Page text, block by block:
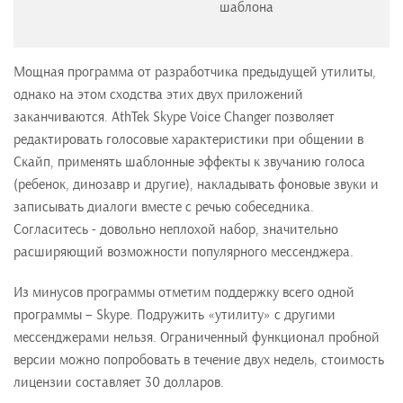
шаблона
Мощная программа от разработчика предыдущей утилиты,
однако на этом сходства этих двух приложений
заканчиваются. AthTek Skype Voice Changer позволяет
редактировать голосовые характеристики при общении в
Скайп, применять шаблонные эффекты к звучанию голоса
(ребенок, динозавр и другие), накладывать фоновые звуки и
записывать диалоги вместе с речью собеседника.
Согласитесь - довольно неплохой набор, значительно
расширяющий возможности популярного мессенджера.
Из минусов программы отметим поддержку всего одной
программы – Skype. Подружить «утилиту» с другими
мессенджерами нельзя. Ограниченный функционал пробной
версии можно попробовать в течение двух недель, стоимость
лицензии составляет 30 долларов.